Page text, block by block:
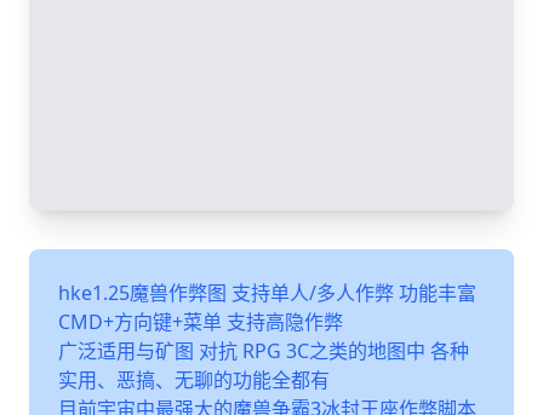
hke1.25魔兽作弊图 支持单人/多人作弊 功能丰富
CMD+方向键+菜单 支持高隐作弊
广泛适用与矿图 对抗 RPG 3C之类的地图中 各种
实用、恶搞、无聊的功能全都有
目前宇宙中最强大的魔兽争霸3冰封王座作弊脚本